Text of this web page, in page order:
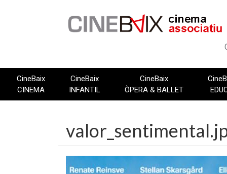
CineBaix
CINEMA
CineBaix
INFANTIL
CineBaix
ÒPERA & BALLET